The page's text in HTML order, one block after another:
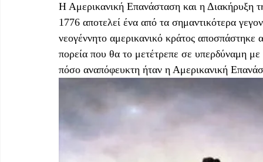
Η Αμερικανική Επανάσταση και η Διακήρυξη
1776 αποτελεί ένα από τα σημαντικότερα
νεογέννητο αμερικανικό κράτος
πορεία που θα το μετέτρεπε σε υπερδύναμη
πόσο αναπόφευκτη ήταν η Αμερικανική